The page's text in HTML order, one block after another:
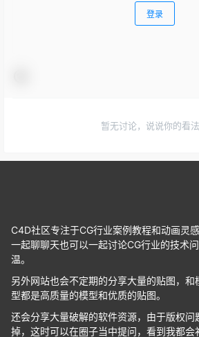
登录
暂无讨论，说说你的看
C4D社区专注于CG行业案例教程和动画灵
一起聊聊天也可以一起讨论CG行业的技术
温。
另外网站也会不定期的分享大量的贴图，
型都是高质量的模型和优质的贴图。
还会分享大量破解的软件资源，由于版权问
掉，这时可以在圈子当中提问，看到我都会